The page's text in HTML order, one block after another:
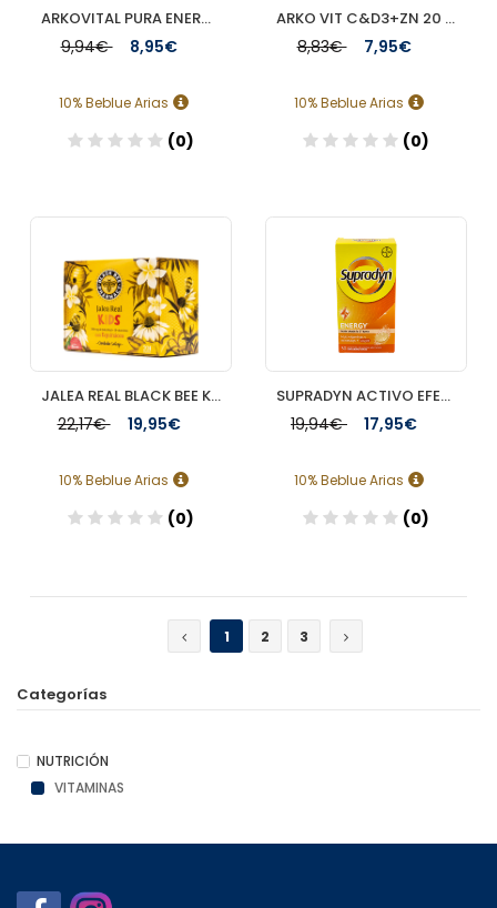
ARKOVITAL PURA ENERGÍA INMUNOPLUS 30 COMPRIMIDOS
9,94€ 8,95€
10% Beblue Arias
(0)
ARKO VIT C&D3+ZN 20 COMP EFERV
8,83€ 7,95€
10% Beblue Arias
(0)
JALEA REAL BLACK BEE KIDS 20AMP SABOR FRESA
22,17€ 19,95€
10% Beblue Arias
(0)
SUPRADYN ACTIVO EFERVES 30 COM
19,94€ 17,95€
10% Beblue Arias
(0)
1
2 3
Categorías
NUTRICIÓN
VITAMINAS